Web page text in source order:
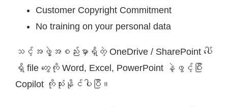
Customer Copyright Commitment
No training on your personal data
သင့်အဖွဲ့အစည်းမှာရှိတဲ့ OneDrive / SharePoint ပေါ်
ရှိ file တွေကို Word, Excel, PowerPoint နဲ့ဖွင့်ပြီး
Copilot ကိုသုံးနိုင်ပါပြီ။